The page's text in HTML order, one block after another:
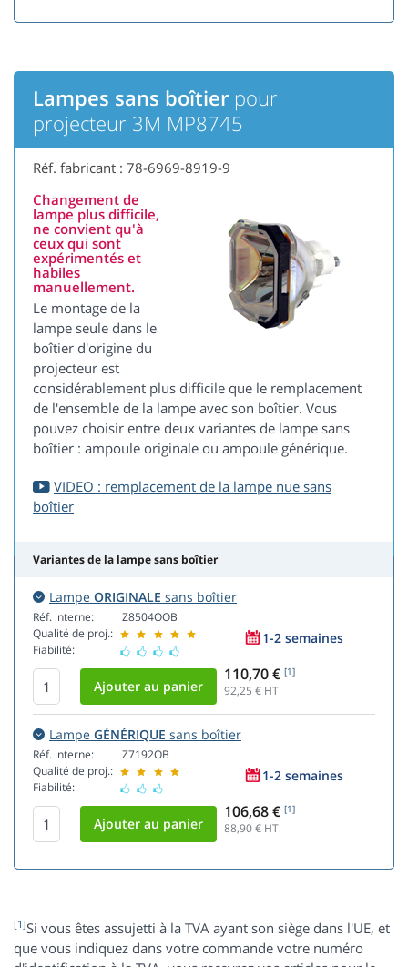
Lampes sans boîtier pour
projecteur 3M MP8745
Réf. fabricant : 78-6969-8919-9
Changement de
lampe plus difficile,
ne convient qu'à
ceux qui sont
expérimentés et
habiles
manuellement.
Le montage de la
lampe seule dans le
boîtier d'origine du
projecteur est
considérablement plus difficile que le remplacement
de l'ensemble de la lampe avec son boîtier. Vous
pouvez choisir entre deux variantes de lampe sans
boîtier : ampoule originale ou ampoule générique.
VIDEO : remplacement de la lampe nue sans
boîtier
Variantes de la lampe sans boîtier
Lampe ORIGINALE sans boîtier
Réf. interne:
Qualité de proj.:
Fiabilité:
Z8504OOB
1-2 semaines
110,70 € [1]
92,25 € HT
Lampe GÉNÉRIQUE sans boîtier
Réf. interne:
Qualité de proj.:
Fiabilité:
Z7192OB
1-2 semaines
106,68 € [1]
88,90€ HT
[1]Si vous êtes assujetti à la TVA ayant son siège dans l'UE, et
que vous indiquez dans votre commande votre numéro